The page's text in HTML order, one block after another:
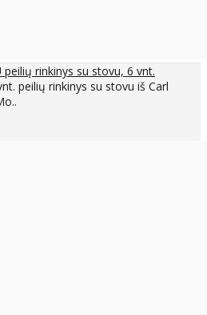
peilių rinkinys su stovu, 6 vnt.
peilių rinkinys su stovu iš Carl